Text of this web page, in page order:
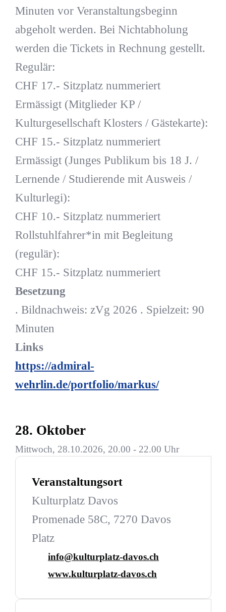
Minuten vor Veranstaltungsbeginn
abgeholt werden. Bei Nichtabholung
werden die Tickets in Rechnung gestellt.
Regulär:
CHF 17.- Sitzplatz nummeriert
Ermässigt (Mitglieder KP /
Kulturgesellschaft Klosters / Gästekarte):
CHF 15.- Sitzplatz nummeriert
Ermässigt (Junges Publikum bis 18 J. /
Lernende / Studierende mit Ausweis /
Kulturlegi):
CHF 10.- Sitzplatz nummeriert
Rollstuhlfahrer*in mit Begleitung
(regulär):
CHF 15.- Sitzplatz nummeriert
Besetzung
. Bildnachweis: zVg 2026 . Spielzeit: 90
Minuten
Links
https://admiral-
wehrlin.de/portfolio/markus/
28. Oktober
Mittwoch, 28.10.2026, 20.00 - 22.00 Uhr
Veranstaltungsort
Kulturplatz Davos
Promenade 58C, 7270 Davos
Platz
info@kulturplatz-davos.ch
www.kulturplatz-davos.ch